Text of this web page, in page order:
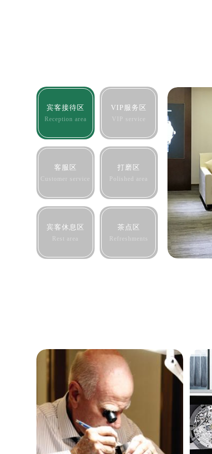
重庆市解放碑渝中区民权路28
黑龙江省大庆市萨尔图区会战
黑龙江省鹤岗市向阳区红军路劳
黑龙江省黑河市爱辉区中央街
黑龙江省鸡西市鸡冠区红军路
黑龙江省牡丹江市东安区太平
黑龙江省七台河市桃山区大同
黑龙江省齐齐哈尔市龙沙区龙华
黑龙江省双鸭山市尖山区新兴大
黑龙江省绥化市北林区新华街
黑龙江省伊春市伊美区通河路
吉林省白城市洮北区明仁南街
吉林省白山市浑江区浑江大街
吉林省吉林市船营区河南街劳
吉林省辽源市龙山区人民大街劳
吉林省梅河口市新华街道梅河
吉林省四平市铁东区紫气大路
吉林省松原市宁江区五环大街
吉林省延边市延吉市解放路劳
辽宁省本溪市平山区胜利路劳
辽宁省朝阳市双塔区新华路劳
辽宁省抚顺市新抚区东一路劳力
辽宁省阜新市海州区解放大街劳
辽宁省葫芦岛市连山区中央路劳
辽宁省锦州市古塔区中央大街劳
辽宁省辽阳市白塔区新运大街
辽宁省盘锦市兴隆台区石油大街
辽宁省铁岭市银州区南马路劳力
宾客接待区
Reception area
VIP服务区
VIP service
客服区
Customer service
打磨区
Polished area
宾客休息区
Rest area
茶点区
Refreshments